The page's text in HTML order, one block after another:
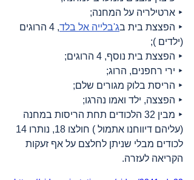
‣ ארטילריה על המחנה;
‣ הפצצת בית בג'בלייה אל בלד
, 4 הרוגים
(ילדים );
‣ הפצצת בית נוסף, 4 הרוגים;
‣ ירי רחפנים, הרוג;
‣ הריסת בלוק מגורים שלם;
‣ הפצצה, ילד ואמו נהרגו;
‣ מבין 32 הלכודים תחת הריסות במחנה
לכודים מבלי שניתן לחלצם על אף זעקות
הקריאה לעזרה.